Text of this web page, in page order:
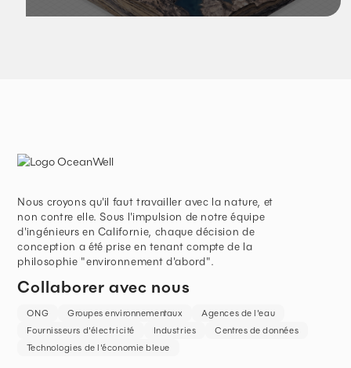
de son projet pilote
Nous croyons qu'il faut travailler avec la nature, et
non contre elle. Sous l'impulsion de notre équipe
d'ingénieurs en Californie, chaque décision de
conception a été prise en tenant compte de la
philosophie "environnement d'abord".
Collaborer avec nous
ONG Groupes environnementaux
Agences de l'eau
Fournisseurs d'électricité
Industries
Centres de données
Technologies de l'économie bleue